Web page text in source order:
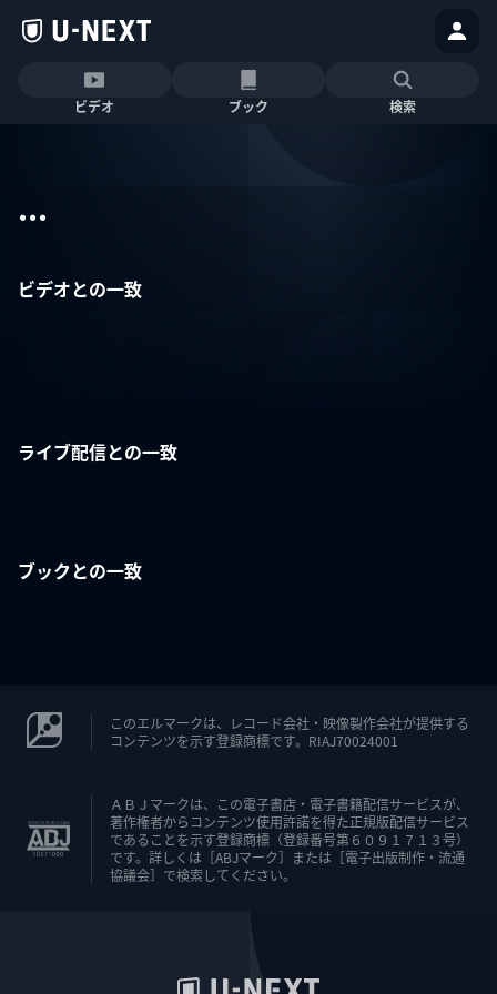
ビデオ ブック 検索
...
ビデオとの一致
ライブ配信との一致
ブックとの一致
このエルマークは、レコード会社・映像製作会社が提供する
コンテンツを示す登録商標です。RIAJ70024001
ＡＢＪマークは、この電子書店・電子書籍配信サービスが、
著作権者からコンテンツ使用許諾を得た正規版配信サービス
であることを示す登録商標（登録番号第６０９１７１３号）
です。詳しくは［ABJマーク］または［電子出版制作・流通
協議会］で検索してください。